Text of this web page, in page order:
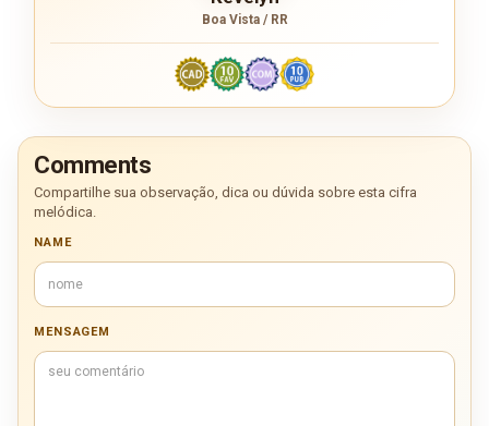
Boa Vista / RR
Comments
Compartilhe sua observação, dica ou dúvida sobre esta cifra
melódica.
NAME
MENSAGEM